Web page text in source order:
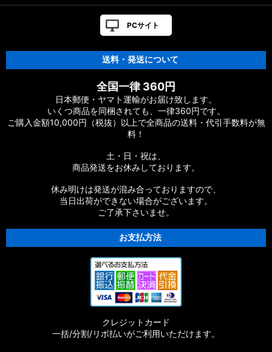
PCサイト
送料・発送について
全国一律 360円
日本郵便・ヤマト運輸がお届け致します。
いくつ商品を同梱されても、一律360円です。
ご購入金額10,000円（税抜）以上で全商品の送料・代引手数料が無
料！
土・日・祝は、
商品発送をお休みしております。
休み明けは発送が混み合っておりますので、
当日出荷ができない場合がございます。
ご了承下さいませ。
お支払方法
クレジットカード
一括/分割/リボ払いがご利用いただけます。